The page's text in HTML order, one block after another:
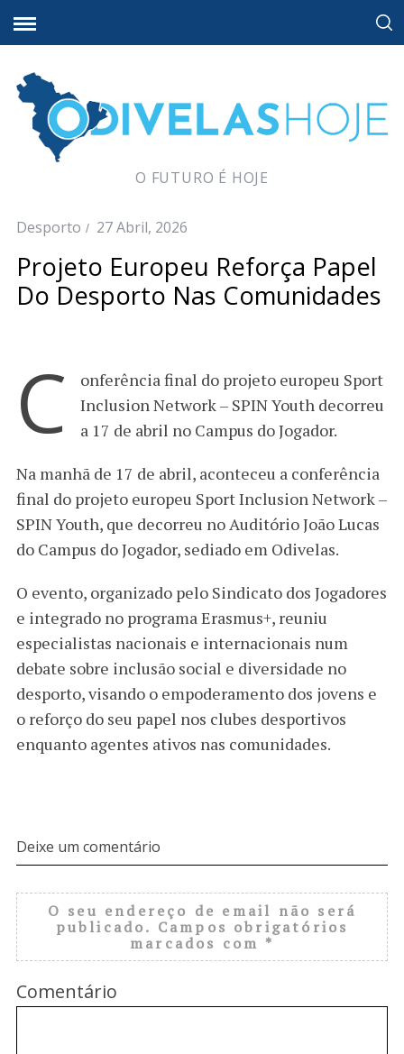
O FUTURO É HOJE
Desporto 27 Abril, 2026
Projeto Europeu Reforça Papel
Do Desporto Nas Comunidades
C
onferência final do projeto europeu Sport
Inclusion Network – SPIN Youth decorreu
a 17 de abril no Campus do Jogador.
Na manhã de 17 de abril, aconteceu a conferência
final do projeto europeu Sport Inclusion Network –
SPIN Youth, que decorreu no Auditório João Lucas
do Campus do Jogador, sediado em Odivelas.
O evento, organizado pelo Sindicato dos Jogadores
e integrado no programa Erasmus+, reuniu
especialistas nacionais e internacionais num
debate sobre inclusão social e diversidade no
desporto, visando o empoderamento dos jovens e
o reforço do seu papel nos clubes desportivos
enquanto agentes ativos nas comunidades.
Deixe um comentário
O seu endereço de email não será
publicado. Campos obrigatórios
marcados com *
Comentário